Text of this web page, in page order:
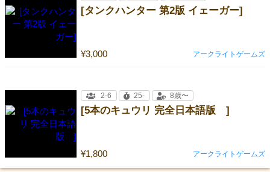
[タンクハンター 第2版 イェーガー]
¥3,000 アークライトゲームズ
[5本のキュウリ 完全日本語版 ]
¥1,800
2-6 25- 8歳〜
アークライトゲームズ